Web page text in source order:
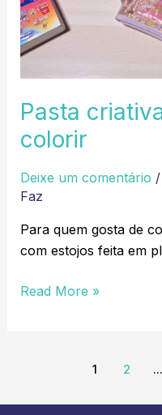
Pasta
colorir
Deixe um comentário /
Faz
Para quem gosta de
com estojos feita em
colorir
Read More »
1 2 …